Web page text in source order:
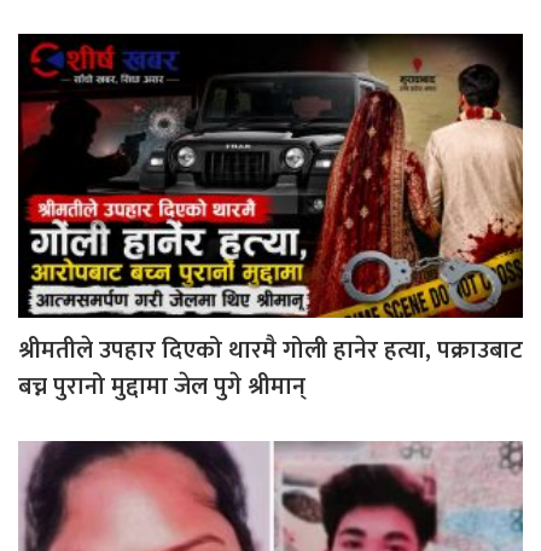
श्रीमतीले उपहार दिएको थारमै गोली हानेर हत्या, पक्राउबाट
बच्न पुरानो मुद्दामा जेल पुगे श्रीमान्